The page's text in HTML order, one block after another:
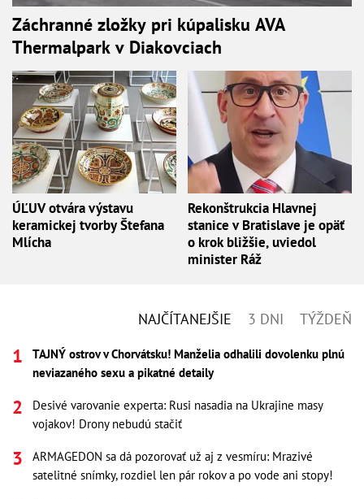
Záchranné zložky pri kúpalisku AVA
Thermalpark v Diakovciach
ÚĽUV otvára výstavu
keramickej tvorby Štefana
Mlícha
Rekonštrukcia Hlavnej
stanice v Bratislave je opäť
o krok bližšie, uviedol
minister Ráž
NAJČÍTANEJŠIE 3 DNI TÝŽDEŇ
TAJNÝ ostrov v Chorvátsku! Manželia odhalili dovolenku plnú
neviazaného sexu a pikatné detaily
Desivé varovanie experta: Rusi nasadia na Ukrajine masy
vojakov! Drony nebudú stačiť
ARMAGEDON sa dá pozorovať už aj z vesmíru: Mrazivé
satelitné snímky, rozdiel len pár rokov a po vode ani stopy!